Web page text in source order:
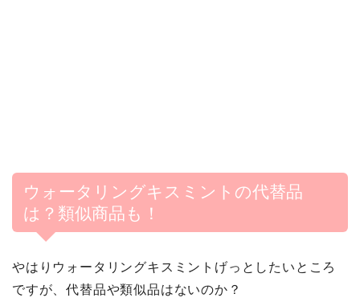
ウォータリングキスミントの代替品
は？類似商品も！
やはりウォータリングキスミントげっとしたいところ
ですが、代替品や類似品はないのか？